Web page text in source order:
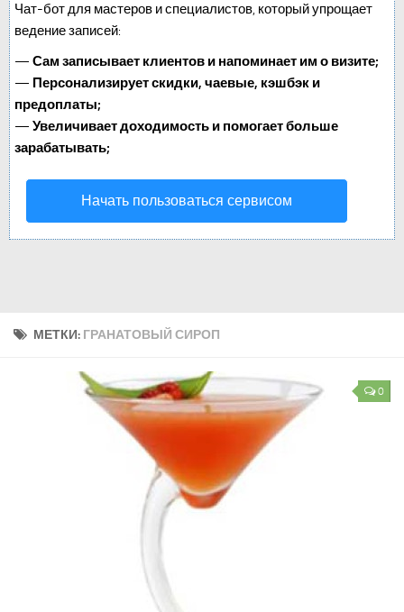
Чат-бот для мастеров и специалистов, который упрощает
ведение записей:
— Сам записывает клиентов и напоминает им о визите;
— Персонализирует скидки, чаевые, кэшбэк и
предоплаты;
— Увеличивает доходимость и помогает больше
зарабатывать;
Начать пользоваться сервисом
МЕТКИ: ГРАНАТОВЫЙ СИРОП
0